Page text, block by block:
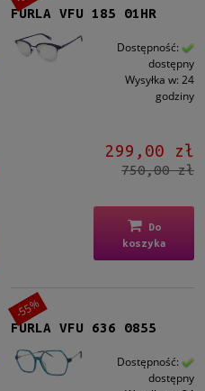
FURLA VFU 185 01HR
Dostępność:
dostępny
Wysyłka w: 24
godziny
299,00 zł
750,00 zł
Do
koszyka
FURLA VFU 636 0855
Dostępność:
dostępny
-55%